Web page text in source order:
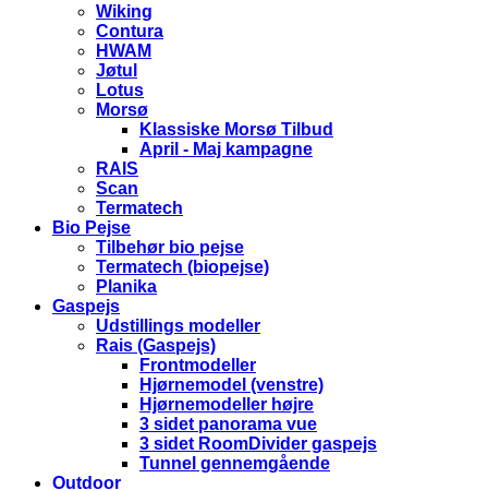
Wiking
Contura
HWAM
Jøtul
Lotus
Morsø
Klassiske Morsø Tilbud
April - Maj kampagne
RAIS
Scan
Termatech
Bio Pejse
Tilbehør bio pejse
Termatech (biopejse)
Planika
Gaspejs
Udstillings modeller
Rais (Gaspejs)
Frontmodeller
Hjørnemodel (venstre)
Hjørnemodeller højre
3 sidet panorama vue
3 sidet RoomDivider gaspejs
Tunnel gennemgående
Outdoor